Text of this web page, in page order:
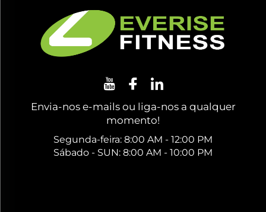
Envia-nos e-mails ou liga-nos a qualquer
momento!
Segunda-feira: 8:00 AM - 12:00 PM
Sábado - SUN: 8:00 AM - 10:00 PM